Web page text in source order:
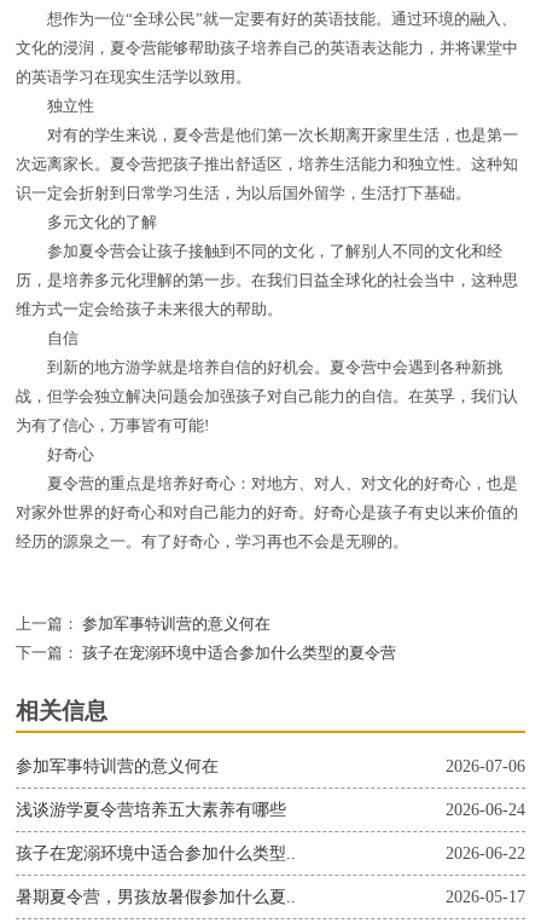
想作为一位“全球公民”就一定要有好的英语技能。通过环境的融入、
文化的浸润，夏令营能够帮助孩子培养自己的英语表达能力，并将课堂中
的英语学习在现实生活学以致用。
独立性
对有的学生来说，夏令营是他们第一次长期离开家里生活，也是第一
次远离家长。夏令营把孩子推出舒适区，培养生活能力和独立性。这种知
识一定会折射到日常学习生活，为以后国外留学，生活打下基础。
多元文化的了解
参加夏令营会让孩子接触到不同的文化，了解别人不同的文化和经
历，是培养多元化理解的第一步。在我们日益全球化的社会当中，这种思
维方式一定会给孩子未来很大的帮助。
自信
到新的地方游学就是培养自信的好机会。夏令营中会遇到各种新挑
战，但学会独立解决问题会加强孩子对自己能力的自信。在英孚，我们认
为有了信心，万事皆有可能!
好奇心
夏令营的重点是培养好奇心：对地方、对人、对文化的好奇心，也是
对家外世界的好奇心和对自己能力的好奇。好奇心是孩子有史以来价值的
经历的源泉之一。有了好奇心，学习再也不会是无聊的。
上一篇： 参加军事特训营的意义何在
下一篇： 孩子在宠溺环境中适合参加什么类型的夏令营
相关信息
2026-07-06
参加军事特训营的意义何在
2026-06-24
浅谈游学夏令营培养五大素养有哪些
2026-06-22
孩子在宠溺环境中适合参加什么类型..
2026-05-17
暑期夏令营，男孩放暑假参加什么夏..